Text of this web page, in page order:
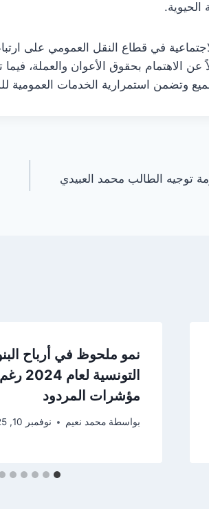
في قطاع النقل العمومي على
عن الاهتمام بحقوق الأعوان والعملة،
وتضمن استمرارية الخدمات العمومية
توجيه الطالب محمد العبيدي
نمو ملحوظ في أرباح
مؤشرات المردود
بواسطة محمد نعيم نوفمبر 10, 2025